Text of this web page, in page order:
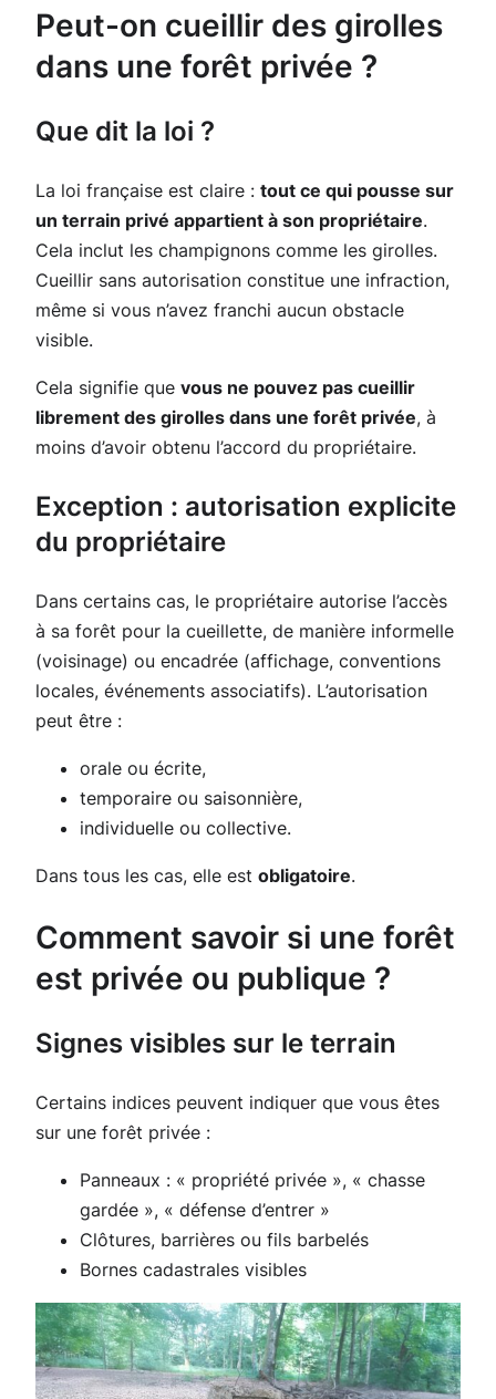
Peut-on cueillir des girolles
dans une forêt privée ?
Que dit la loi ?
La loi française est claire : tout ce qui pousse sur
un terrain privé appartient à son propriétaire.
Cela inclut les champignons comme les girolles.
Cueillir sans autorisation constitue une infraction,
même si vous n’avez franchi aucun obstacle
visible.
Cela signifie que vous ne pouvez pas cueillir
librement des girolles dans une forêt privée, à
moins d’avoir obtenu l’accord du propriétaire.
Exception : autorisation explicite
du propriétaire
Dans certains cas, le propriétaire autorise l’accès
à sa forêt pour la cueillette, de manière informelle
(voisinage) ou encadrée (affichage, conventions
locales, événements associatifs). L’autorisation
peut être :
orale ou écrite,
temporaire ou saisonnière,
individuelle ou collective.
Dans tous les cas, elle est obligatoire.
Comment savoir si une forêt
est privée ou publique ?
Signes visibles sur le terrain
Certains indices peuvent indiquer que vous êtes
sur une forêt privée :
Panneaux : « propriété privée », « chasse
gardée », « défense d’entrer »
Clôtures, barrières ou fils barbelés
Bornes cadastrales visibles